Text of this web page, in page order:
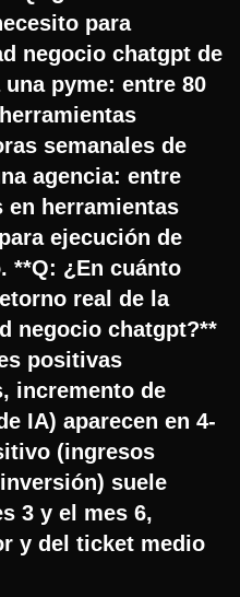
para
negocio chatgpt de
pyme: entre 80
semanales de
agencia: entre
en herramientas
ejecución de
**Q: ¿En cuánto
real de la
negocio chatgpt?**
positivas
incremento de
IA) aparecen en 4-
(ingresos
suele
3 y el mes 6,
y del ticket medio